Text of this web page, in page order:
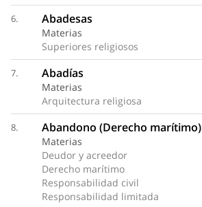
6. Abadesas
Materias
Superiores religiosos
7. Abadías
Materias
Arquitectura religiosa
8. Abandono (Derecho marítimo)
Materias
Deudor y acreedor
Derecho marítimo
Responsabilidad civil
Responsabilidad limitada